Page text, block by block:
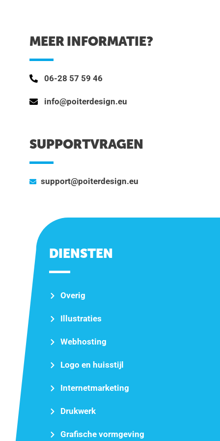
MEER INFORMATIE?
06-28 57 59 46
info@poiterdesign.eu
SUPPORTVRAGEN
support@poiterdesign.eu
DIENSTEN
Overig
Illustraties
Webhosting
Logo en huisstijl
Internetmarketing
Drukwerk
Grafische vormgeving